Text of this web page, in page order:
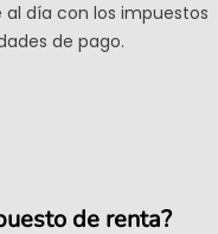
día con los impuestos
de pago.
de renta?